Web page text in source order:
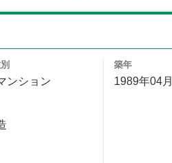
ンション
築年
1989年04